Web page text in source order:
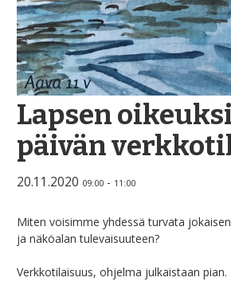
Lapsen
päivän
20.11.2020 09:00 - 11:00
Miten voisimme yhdessä turvata
ja näköalan tulevaisuuteen?
Verkkotilaisuus, ohjelma julkaistaan pian.